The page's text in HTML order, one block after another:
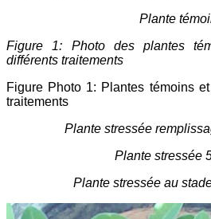
Plante
Figure 1: Photo des plantes
différents traitements
Figure Photo 1: Plantes témoins
traitements
Plante stressée
Plante stressée
Plante stressée au